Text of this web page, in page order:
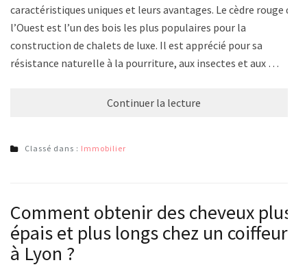
caractéristiques uniques et leurs avantages. Le cèdre rouge de
l’Ouest est l’un des bois les plus populaires pour la
construction de chalets de luxe. Il est apprécié pour sa
résistance naturelle à la pourriture, aux insectes et aux …
Continuer la lecture
Classé dans : Immobilier
Comment obtenir des cheveux plus
épais et plus longs chez un coiffeur
à Lyon ?